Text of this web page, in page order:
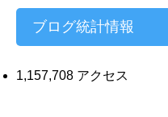
ス
ブログ統計情報
1,157,708 アクセス